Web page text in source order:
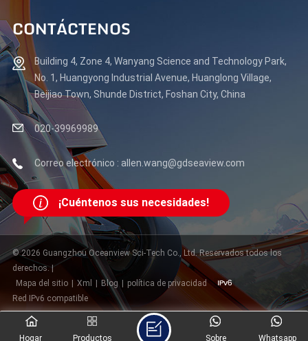
profesional o innovador tecnológico, nuestros productos
están diseñados para mejorar tu experiencia. ¡No pierdas
esta oportunidad de ver la innovación en acción! Fecha: 9
al 11 de julio de 2025 Ubicación: Astaná, Kazajistán Stand:
H44 Esperamos darle la bienvenida y mostrarle cómo
nuestras pantallas pueden transformar su mundo digital.
¡Nos vemos en el stand H44! ElectronicaExpo2025
#PantallasDePróximaGeneración #MonitoresDeJuegos
#TecnologíaEmpresarial #InnovaciónDesatada
CONTÁCTENOS
Building 4, Zone 4, Wanyang Science and Technology Park,
No. 1, Huangyong Industrial Avenue, Huanglong Village,
Beijiao Town, Shunde District, Foshan City, China
020-39969989
Correo electrónico : allen.wang@gdseaview.com
¡Cuéntenos sus necesidades!
© 2026 Guangzhou Oceanview Sci-Tech Co., Ltd. Reservados todos los
derechos. |
Mapa del sitio | Xml | Blog | política de privacidad
Red IPv6 compatible
Hogar Productos Whatsapp
Sobre